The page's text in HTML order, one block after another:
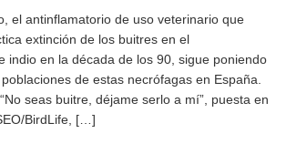
el antinflamatorio de uso veterinario que
extinción de los buitres en el
indio en la década de los 90, sigue poniendo
de estas necrófagas en España.
seas buitre, déjame serlo a mí”, puesta en
BirdLife, […]